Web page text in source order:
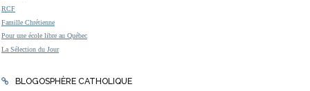
RCF
Famille Chrétienne
Pour une école libre au Québec
La Sélection du Jour
BLOGOSPHÈRE CATHOLIQUE